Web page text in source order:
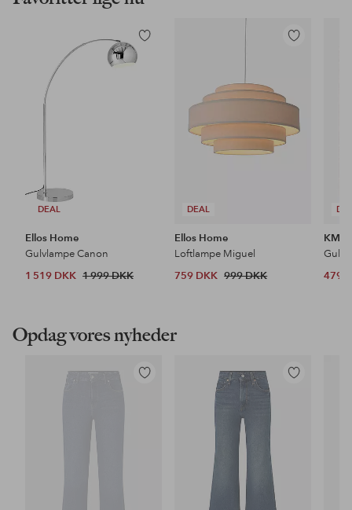
DEAL
Tilføj
til
Ellos Home
Gulvlampe Canon
1 519 DKK 1 999 DKK
DEAL
Tilføj
Ellos Home
Loftlampe Miguel
759 DKK 999 DKK
KM
479
Opdag vores nyheder
Tilføj
Tilføj